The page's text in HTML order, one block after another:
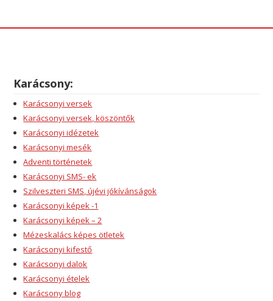
Karácsony:
Karácsonyi versek
Karácsonyi versek, köszöntők
Karácsonyi idézetek
Karácsonyi mesék
Adventi történetek
Karácsonyi SMS- ek
Szilveszteri SMS, újévi jókívánságok
Karácsonyi képek -1
Karácsonyi képek – 2
Mézeskalács képes ötletek
Karácsonyi kifestő
Karácsonyi dalok
Karácsonyi ételek
Karácsony blog